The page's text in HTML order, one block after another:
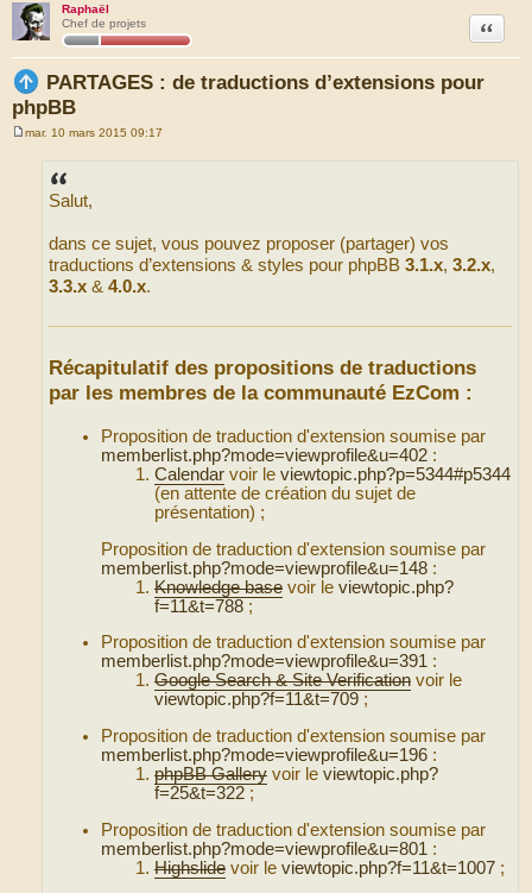
Raphaël
Chef de projets
PARTAGES : de traductions d’extensions pour
phpBB
Citation
mar. 10 mars 2015 09:17
Salut,
dans ce sujet, vous pouvez proposer (partager) vos
traductions d’extensions & styles pour phpBB 3.1.x, 3.2.x,
3.3.x & 4.0.x.
Récapitulatif des propositions de traductions
par les membres de la communauté EzCom :
Proposition de traduction d'extension soumise par
memberlist.php?mode=viewprofile&u=402 :
Calendarvoir le viewtopic.php?p=5344#p5344
(en attente de création du sujet de
présentation) ;
Proposition de traduction d'extension soumise par
memberlist.php?mode=viewprofile&u=148 :
Knowledge basevoir le viewtopic.php?
f=11&t=788;
Proposition de traduction d'extension soumise par
memberlist.php?mode=viewprofile&u=391 :
Google Search & Site Verificationvoir le
viewtopic.php?f=11&t=709;
Proposition de traduction d'extension soumise par
memberlist.php?mode=viewprofile&u=196 :
phpBB Galleryvoir le viewtopic.php?
f=25&t=322;
Proposition de traduction d'extension soumise par
memberlist.php?mode=viewprofile&u=801 :
Highslidevoir le viewtopic.php?f=11&t=1007;